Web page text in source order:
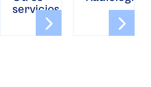
servicios